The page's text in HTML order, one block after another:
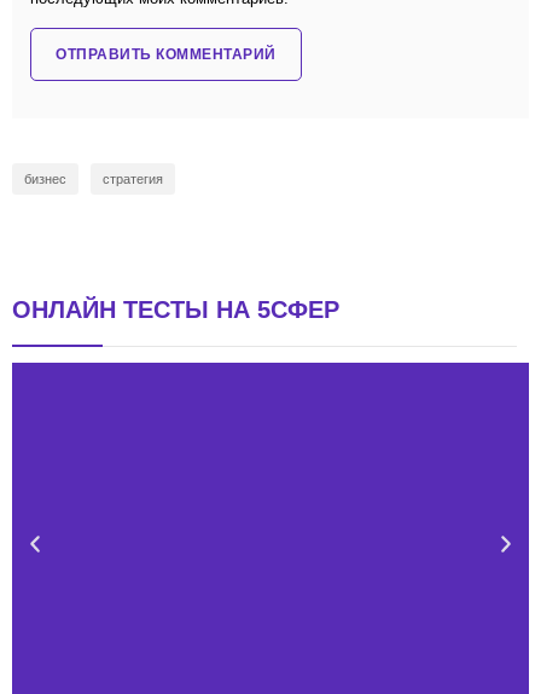
бизнес стратегия
ОНЛАЙН ТЕСТЫ НА 5СФЕР